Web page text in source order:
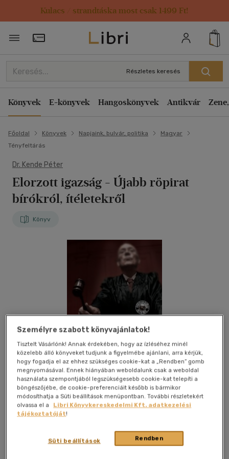
Kulacs / strandtáska most csak 1499 Ft!
Törzsvásárlói Kártya adatai
Részletes keresés
Könyvek E-könyvek Hangoskönyvek Antikvár
Főoldal Könyvek Napjaink, bulvár, politika
Magyar
Tényfeltárás
Dr. Kende Péter
Elorzott igazság - Újabb röpirat
bírókról, ítéletekről
Könyv
Kívánságlistához adom
Személyre szabott könyvajánlatok!
Tisztelt Vásárlónk! Annak érdekében, hogy az ízléséhez minél
közelebb álló könyveket tudjunk a figyelmébe ajánlani, arra kérjük,
hogy fogadja el az ehhez szükséges cookie-kat a „Rendben” gomb
megnyomásával. Ennek hiányában weboldalunk csak a weboldal
használata szempontjából legszükségesebb cookie-kat telepíti a
böngészőjébe, de cookie-preferenciáit később is bármikor
módosíthatja a Süti beállítások menüpontban. További részletekért
olvassa el a
Libri Könyvkereskedelmi Kft. adatkezelési
tájékoztatóját!
Rendben
Süti beállítások